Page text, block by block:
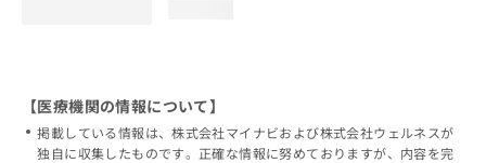
【医療機関の情報について】
掲載している情報は、株式会社マイナビおよび株式会社ウェルネスが
独自に収集したものです。正確な情報に努めておりますが、内容を完